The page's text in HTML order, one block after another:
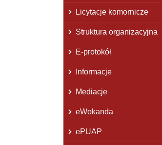
Licytacje komornicze
Struktura organizacyjna
E-protokół
Informacje
Mediacje
eWokanda
ePUAP